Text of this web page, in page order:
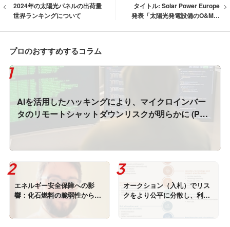
2024年の太陽光パネルの出荷量
世界ランキングについて
タイトル: Solar Power Europe
発表「太陽光発電設備のO&Mガ
プロのおすすめするコラム
AIを活用したハッキングにより、マイクロインバー
タのリモートシャットダウンリスクが明らかに (PV
エネルギー安全保障への影
響：化石燃料の脆弱性から電
力の自立へ（EMBER）
オークション（入札）でリス
クをより公平に分散し、利益
を最大化できる方法 (IRENA)